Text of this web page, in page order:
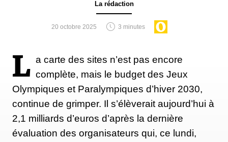
La rédaction
20 octobre 2025 3 minutes
L a carte des sites n’est pas encore
complète, mais le budget des Jeux
Olympiques et Paralympiques d’hiver 2030,
continue de grimper. Il s’élèverait aujourd’hui à
2,1 milliards d’euros d’après la dernière
évaluation des organisateurs qui, ce lundi,